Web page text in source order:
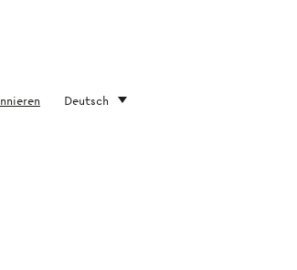
Deutsch